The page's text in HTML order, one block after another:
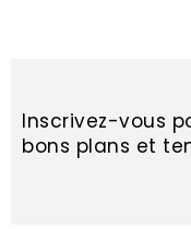
Inscrivez-vous
bons plans et